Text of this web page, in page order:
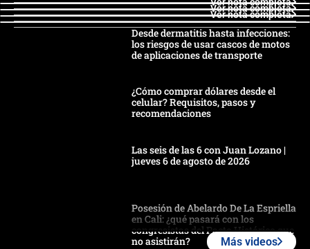
Ver nota completa
Ver nota completa
Desde dermatitis hasta infecciones:
los riesgos de usar cascos de motos
de aplicaciones de transporte
¿Cómo comprar dólares desde el
celular? Requisitos, pasos y
recomendaciones
Las seis de las 6 con Juan Lozano |
jueves 6 de agosto de 2026
Posesión de Abelardo De La Espriella
en Cali: ¿qué pasará con los
congresistas del Pacto Histórico que
no asistirán?
Más videos